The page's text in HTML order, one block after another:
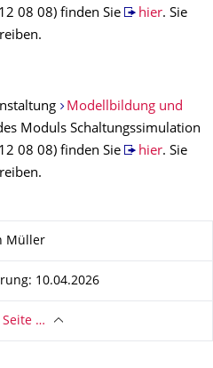
08 08) finden Sie
hier. Sie
Modellbildung und
Moduls Schaltungssimulation
08 08) finden Sie
hier. Sie
Müller
10.04.2026
Seite …